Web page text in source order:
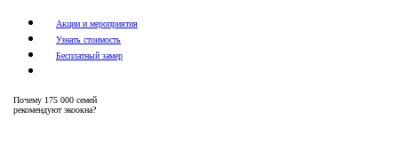
Акции и мероприятия
Узнать стоимость
Бесплатный замер
Почему 175 000 семей
рекомендуют экоокна?